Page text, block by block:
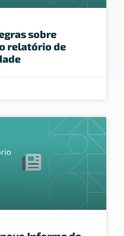
sobre
relatório de